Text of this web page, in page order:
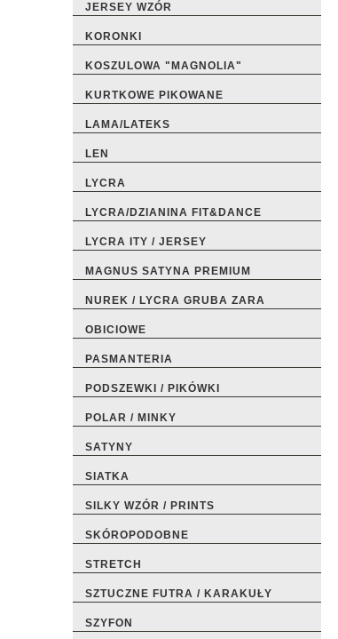
JERSEY WZÓR
KORONKI
KOSZULOWA "MAGNOLIA"
KURTKOWE PIKOWANE
LAMA/LATEKS
LEN
LYCRA
LYCRA/DZIANINA FIT&DANCE
LYCRA ITY / JERSEY
MAGNUS SATYNA PREMIUM
NUREK / LYCRA GRUBA ZARA
OBICIOWE
PASMANTERIA
PODSZEWKI / PIKÓWKI
POLAR / MINKY
SATYNY
SIATKA
SILKY WZÓR / PRINTS
SKÓROPODOBNE
STRETCH
SZTUCZNE FUTRA / KARAKUŁY
SZYFON